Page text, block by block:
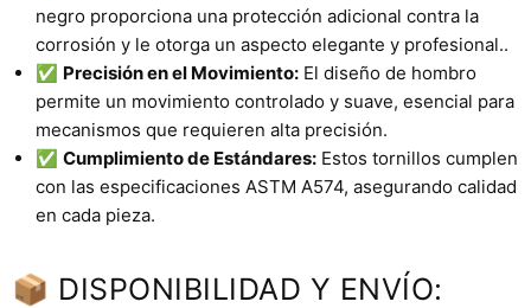
negro proporciona una protección adicional contra la
corrosión y le otorga un aspecto elegante y profesional..
✅ Precisión en el Movimiento: El diseño de hombro
permite un movimiento controlado y suave, esencial para
mecanismos que requieren alta precisión.
✅ Cumplimiento de Estándares: Estos tornillos cumplen
con las especificaciones ASTM A574, asegurando calidad
en cada pieza.
📦 DISPONIBILIDAD Y ENVÍO: